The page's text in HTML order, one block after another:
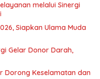
melalui Sinergi
Siapkan Ulama Muda
Gelar Donor Darah,
Dorong Keselamatan dan